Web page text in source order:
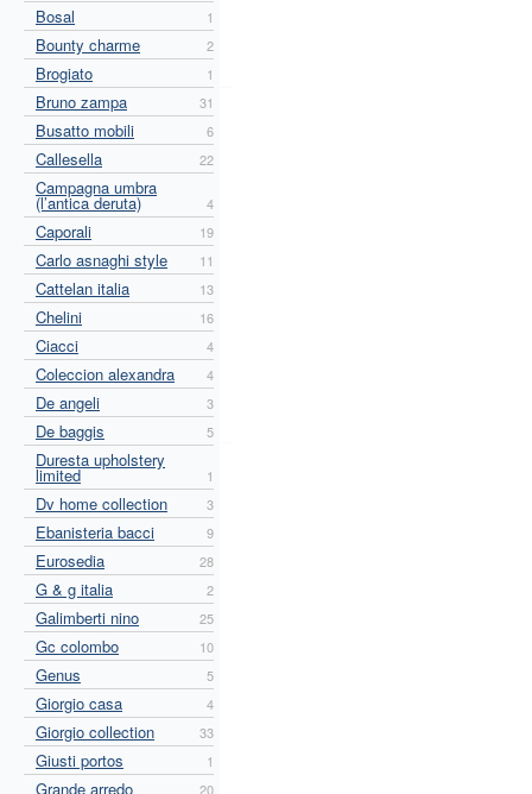
Bosal 1
Bounty charme 2
Brogiato 1
Bruno zampa 31
Busatto mobili 6
Callesella 22
Campagna umbra
(l’antica deruta) 4
Caporali 19
Carlo asnaghi style 11
Cattelan italia 13
Chelini 16
Ciacci 4
Coleccion alexandra 4
De angeli 3
De baggis 5
Duresta upholstery
limited 1
Dv home collection 3
Ebanisteria bacci 9
Eurosedia 28
G & g italia 2
Galimberti nino 25
Gc colombo 10
Genus 5
Giorgio casa 4
Giorgio collection 33
Giusti portos 1
Grande arredo 20